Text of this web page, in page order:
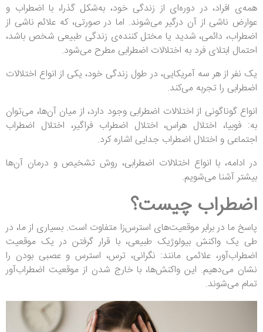
همه‌ی افراد، در دوره‌ای از زندگی خود، به‌شکل گذرا، با اضطراب و
عوارض ناشی از آن درگیر می‌شوند. اما در صورتی، که علائم ناشی از
اضطراب، دائمی، شدید یا مختل کننده‌ی زندگی طبیعی شخص باشد،
احتمال ابتلای فرد به اختلالات اضطرابی مطرح می‌شود.
یک نفر از هر سه آمریکایی، در طول زندگی خود، یکی از انواع اختلالات
اضطرابی را تجربه می‌کند.
انواع گوناگونی از اختلالات اضطرابی وجود دارد، از میان آن‌ها، می‌توان
به: فوبیا، اختلال هراس، اختلال اضطراب فراگیر، اختلال اضطراب
اجتماعی و اختلال اضطراب جدایی اشاره کرد.
در ادامه، با انواع اختلالات اضطرابی، روش تشخیص و درمان آن‌ها
بیشتر آشنا می‌شویم.
اضطراب چیست؟
پاسخ ما در برابر موقعیت‌های استرس‌زا متفاوت است. بسیاری از ما، در
طی یک واکنش بیولوژیک طبیعی، با قرار گرفتن در یک موقعیت
اضطراب‌آور، علائمی مانند: نگرانی، ترس، استرس و عصبی بودن را
نشان می‌دهیم. این واکنش‌ها، با خارج شدن از موقعیت اضطراب‌آور
تمام می‌شوند.